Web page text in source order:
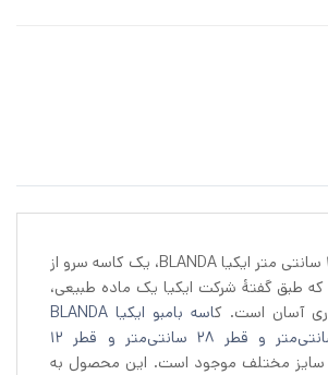
کاسه بامبو قطر 12 سانتی متر ایکیا BLANDA، یک کاسه سرو از
طبق گفتهٔ شرکت ایکیا یک ماده طبیعی،
آسان است. ک
اسه بامبو ایکیا BLANDA
دارای قطر ۲۰ سانتی‌متر و قطر ۲۸ سانتی‌متر و قطر ۱۲
مختلف موجود است. این محصول به